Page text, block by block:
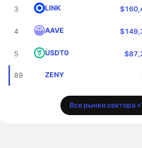
3 LINK
4 AAVE
5 USDT0
89 ZENY
Все рынки сектора